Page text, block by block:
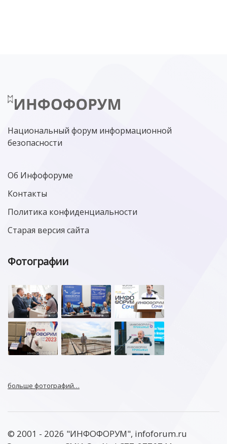
МИНЦИФРЫ РОССИИ NGFW
Национальный форум информационной
безопасности
Об Инфофоруме
Контакты
Политика конфиденциальности
Старая версия сайта
Фотографии
больше фотографий…
© 2001 - 2026 "ИНФОФОРУМ", infoforum.ru